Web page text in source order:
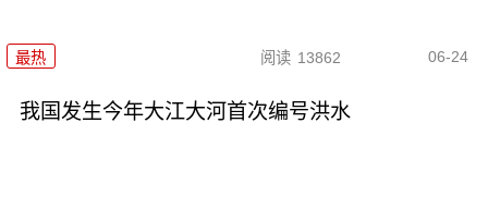
最热 阅读 13862 06-24
我国发生今年大江大河首次编号洪水